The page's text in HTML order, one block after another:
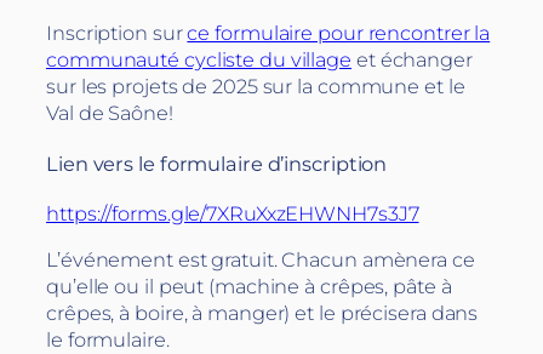
Inscription surce formulaire pour rencontrer la
communauté cycliste du village et échanger
sur les projets de 2025 sur la commune et le
Val de Saône!
Lien vers le formulaire d’inscription
https://forms.gle/7XRuXxzEHWNH7s3J7
L’événement est gratuit. Chacun amènera ce
qu’elle ou il peut (machine à crêpes, pâte à
crêpes, à boire, à manger) et le précisera dans
le formulaire.